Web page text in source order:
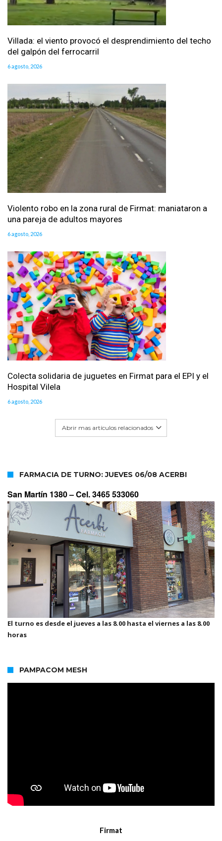
Villada: el viento provocó el desprendimiento del techo
del galpón del ferrocarril
6 agosto, 2026
Violento robo en la zona rural de Firmat: maniataron a
una pareja de adultos mayores
6 agosto, 2026
Colecta solidaria de juguetes en Firmat para el EPI y el
Hospital Vilela
6 agosto, 2026
Abrir mas artículos relacionados
FARMACIA DE TURNO: JUEVES 06/08 ACERBI
San Martín 1380 –Cel. 3465 533060
El turno es desde el jueves a las 8.00 hasta el viernes a las 8.00
horas
PAMPACOM MESH
Firmat